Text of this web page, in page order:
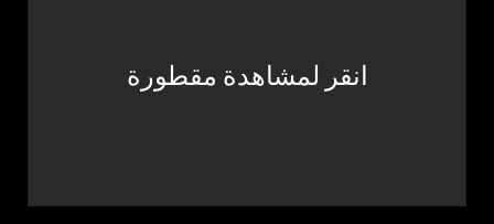
انقر لمشاهدة مقطورة